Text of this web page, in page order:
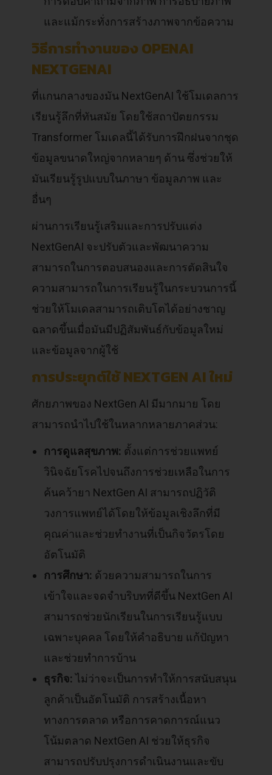
และแม้กระทั่งการสร้างภาพจากข้อความ
วิธีการทำงานของ OPENAI
NEXTGENAI
ที่แกนกลางของมัน NextGenAI ใช้โมเดลการ
เรียนรู้ลึกที่ทันสมัย โดยใช้สถาปัตยกรรม
Transformer โมเดลนี้ได้รับการฝึกฝนจากชุด
ข้อมูลขนาดใหญ่จากหลายๆ ด้าน ซึ่งช่วยให้
มันเรียนรู้รูปแบบในภาษา ข้อมูลภาพ และ
อื่นๆ
ผ่านการเรียนรู้เสริมและการปรับแต่ง
NextGenAI จะปรับตัวและพัฒนาความ
สามารถในการตอบสนองและการตัดสินใจ
ความสามารถในการเรียนรู้ในกระบวนการนี้
ช่วยให้โมเดลสามารถเติบโตได้อย่างชาญ
ฉลาดขึ้นเมื่อมันมีปฏิสัมพันธ์กับข้อมูลใหม่
และข้อมูลจากผู้ใช้
การประยุกต์ใช้ NEXTGEN AI ใหม่
ศักยภาพของ NextGen AI มีมากมาย โดย
สามารถนำไปใช้ในหลากหลายภาคส่วน:
การดูแลสุขภาพ: ตั้งแต่การช่วยแพทย์
วินิจฉัยโรคไปจนถึงการช่วยเหลือในการ
ค้นคว้ายา NextGen AI สามารถปฏิวัติ
วงการแพทย์ได้โดยให้ข้อมูลเชิงลึกที่มี
คุณค่าและช่วยทำงานที่เป็นกิจวัตรโดย
อัตโนมัติ
การศึกษา: ด้วยความสามารถในการ
เข้าใจและจดจำบริบทที่ดีขึ้น NextGen AI
สามารถช่วยนักเรียนในการเรียนรู้แบบ
เฉพาะบุคคล โดยให้คำอธิบาย แก้ปัญหา
และช่วยทำการบ้าน
ธุรกิจ: ไม่ว่าจะเป็นการทำให้การสนับสนุน
ลูกค้าเป็นอัตโนมัติ การสร้างเนื้อหา
ทางการตลาด หรือการคาดการณ์แนว
โน้มตลาด NextGen AI ช่วยให้ธุรกิจ
สามารถปรับปรุงการดำเนินงานและขับ